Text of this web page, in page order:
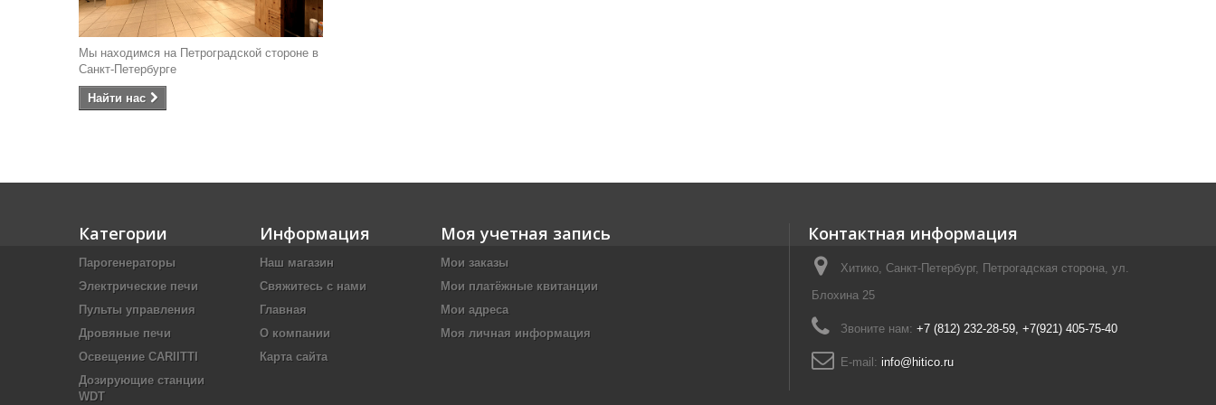
Мы находимся на Петроградской стороне в
Санкт-Петербурге
Найти наc
Категории
Парогенераторы
Электрические печи
Пульты управления
Дровяные печи
Освещение CARIITTI
Дозирующие станции
WDT
Информация
Наш магазин
Свяжитесь с нами
Главная
О компании
Карта сайта
Моя учетная запись
Мои заказы
Мои платёжные квитанции
Мои адреса
Моя личная информация
Контактная информация
Хитико, Санкт-Петербург, Петрогадская сторона, ул.
Блохина 25
Звоните нам: +7 (812) 232-28-59, +7(921) 405-75-40
E-mail: info@hitico.ru